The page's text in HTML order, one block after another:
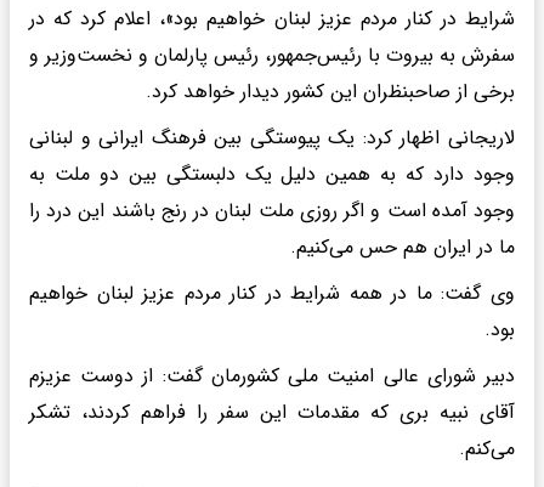
شرایط در کنار مردم عزیز لبنان خواهیم بود»، اعلام کرد که در
سفرش به بیروت با رئیس‌جمهور، رئیس پارلمان و نخست‌وزیر و
برخی از صاحبنظران این کشور دیدار خواهد کرد.
لاریجانی اظهار کرد: یک پیوستگی بین فرهنگ ایرانی و لبنانی
وجود دارد که به همین دلیل یک دلبستگی بین دو ملت به
وجود آمده است و اگر روزی ملت لبنان در رنج باشند این درد را
ما در ایران هم حس می‌کنیم.
وی گفت: ما در همه شرایط در کنار مردم عزیز لبنان خواهیم
بود.
دبیر شورای عالی امنیت ملی کشورمان گفت: از دوست عزیزم
آقای نبیه بری که مقدمات این سفر را فراهم کردند، تشکر
می‌کنم.